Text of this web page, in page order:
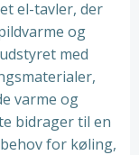
el-tavler, der
og
med
varme og
bidrager til en
for køling,